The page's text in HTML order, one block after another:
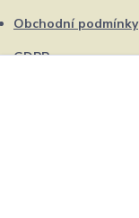
Obchodní podmínky
GDPR